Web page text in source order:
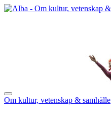
Om kultur, vetenskap & samhälle